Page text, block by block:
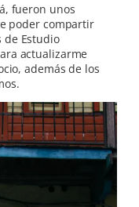
fueron unos
poder compartir
de Estudio
actualizarme
además de los